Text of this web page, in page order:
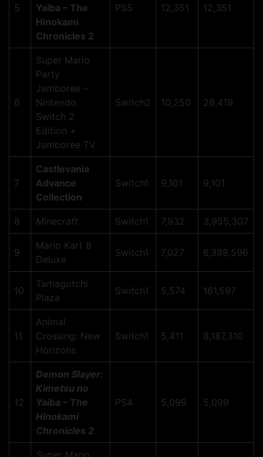
5
Yaiba – The
Hinokami
Chronicles 2
PS5 12,351 12,351
6
Super Mario
Party
Jamboree –
Nintendo
Switch 2
Edition +
Jamboree TV
Switch2 10,250 28,419
7
Castlevania
Advance
Collection
Switch1 9,101 9,101
8 Minecraft Switch1 7,932 3,955,307
9
Mario Kart 8
Deluxe
Switch1 7,027 6,398,596
10
Tamagotchi
Plaza
Switch1 5,574 161,597
11
Animal
Crossing: New
Horizons
Switch1 5,411 8,187,310
12
Demon Slayer:
Kimetsu no
Yaiba – The
Hinokami
Chronicles 2
PS4 5,099 5,099
Super Mario